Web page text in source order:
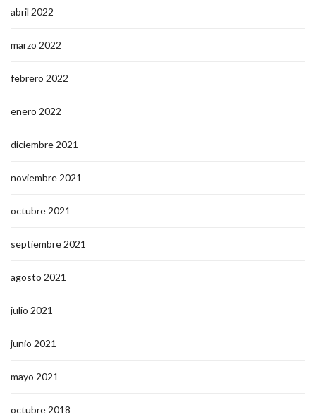
abril 2022
marzo 2022
febrero 2022
enero 2022
diciembre 2021
noviembre 2021
octubre 2021
septiembre 2021
agosto 2021
julio 2021
junio 2021
mayo 2021
octubre 2018